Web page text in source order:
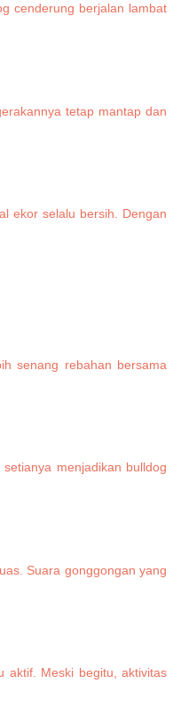
cenderung berjalan lambat
tetap mantap dan
ekor selalu bersih. Dengan
senang rebahan bersama
menjadikan bulldog
Suara gonggongan yang
aktif. Meski begitu, aktivitas